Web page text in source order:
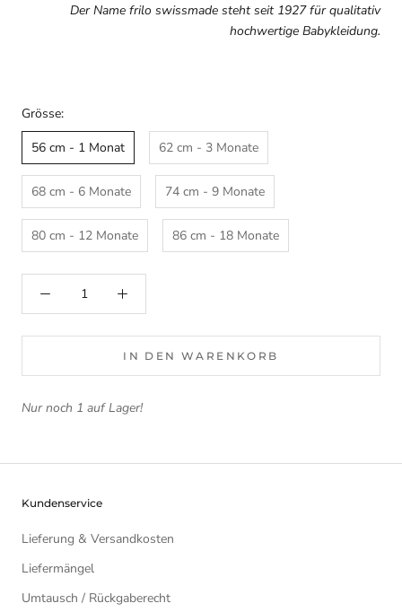
Der Name frilo swissmade steht seit 1927 für qualitativ
hochwertige Babykleidung.
Grösse:
56 cm - 1 Monat
62 cm - 3 Monate
68 cm - 6 Monate 74 cm - 9 Monate
80 cm - 12 Monate 86 cm - 18 Monate
IN DEN WARENKORB
Nur noch 1 auf Lager!
Kundenservice
Lieferung & Versandkosten
Liefermängel
Umtausch / Rückgaberecht